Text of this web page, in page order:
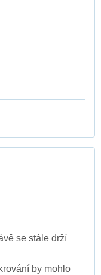
se stále drží
by mohlo